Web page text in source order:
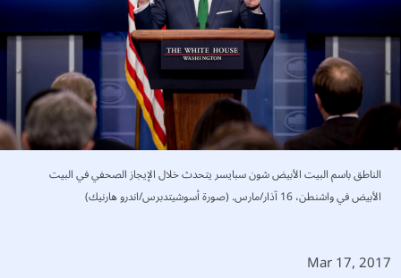
Mar 17, 2017
الناطق باسم البيت الأبيض شون سبايسر يتحدث خلال الإيجاز الصحفي في البيت
الأبيض في واشنطن، 16 آذار/مارس. (صورة أسوشيتدبرس/اندرو هارنيك)